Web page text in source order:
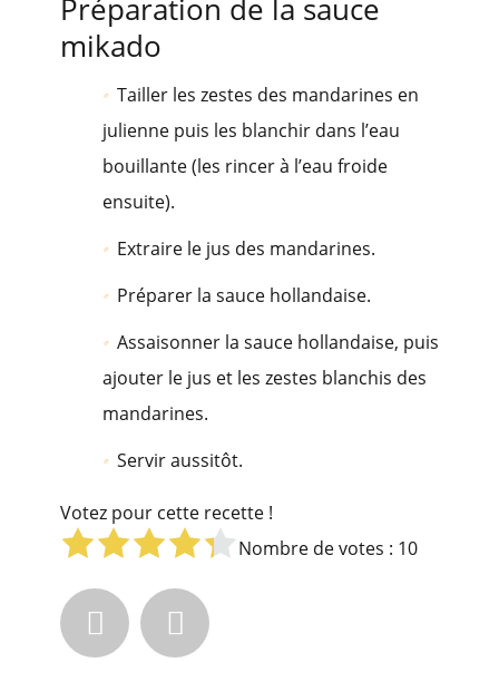
Préparation de la sauce
mikado
Tailler les zestes des mandarines en
julienne puis les blanchir dans l’eau
bouillante (les rincer à l’eau froide
ensuite).
Extraire le jus des mandarines.
Préparer la sauce hollandaise.
Assaisonner la sauce hollandaise, puis
ajouter le jus et les zestes blanchis des
mandarines.
Servir aussitôt.
Votez pour cette recette !
Nombre de votes : 10
 